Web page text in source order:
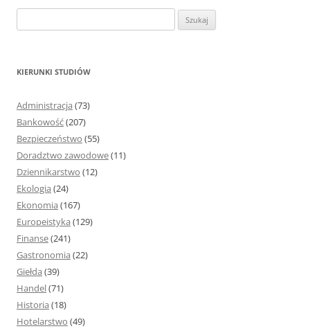
z
KIERUNKI STUDIÓW
Administracja (73)
Bankowość(207)
Bezpieczeństwo (55)
Doradztwo zawodowe(11)
Dziennikarstwo (12)
Ekologia (24)
Ekonomia (167)
Europeistyka (129)
Finanse(241)
Gastronomia (22)
Giełda (39)
Handel(71)
Historia (18)
Hotelarstwo (49)